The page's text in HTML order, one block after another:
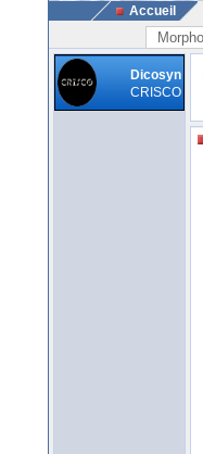
Accueil
Dicosyn
CRISCO